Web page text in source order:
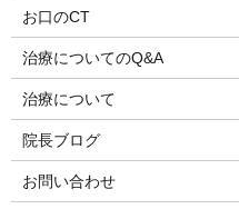
お口のCT
治療についてのQ&A
治療について
院長ブログ
お問い合わせ